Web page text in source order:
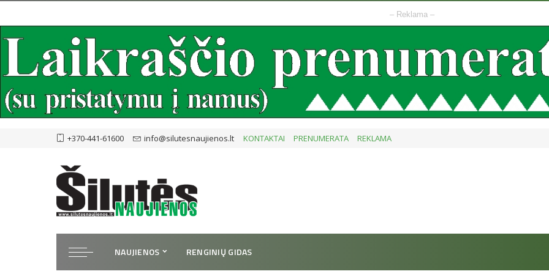
– Reklama –
+370-441-61600 info@silutesnaujienos.lt KONTAKTAI PRENUMERATA REKLAMA
NAUJIENOS RENGINIŲ GIDAS